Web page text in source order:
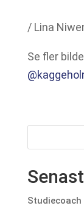
/ Lina
Se fler
Studiecoach